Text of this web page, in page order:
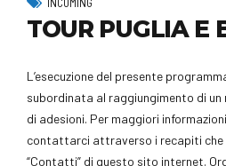
INCOMING
TOUR PUGLIA E
L’esecuzione del presente
subordinata al raggiungimento di
di adesioni. Per maggiori
contattarci attraverso i recapiti che
“Contatti” di questo sito internet.